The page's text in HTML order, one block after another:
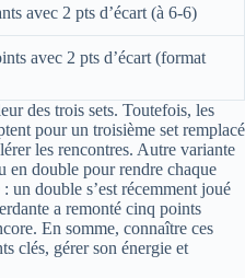
avec 2 pts d’écart (à 6‑6)
avec 2 pts d’écart (format
des trois sets. Toutefois, les
pour un troisième set remplacé
les rencontres. Autre variante
en double pour rendre chaque
un double s’est récemment joué
a remonté cinq points
En somme, connaître ces
clés, gérer son énergie et